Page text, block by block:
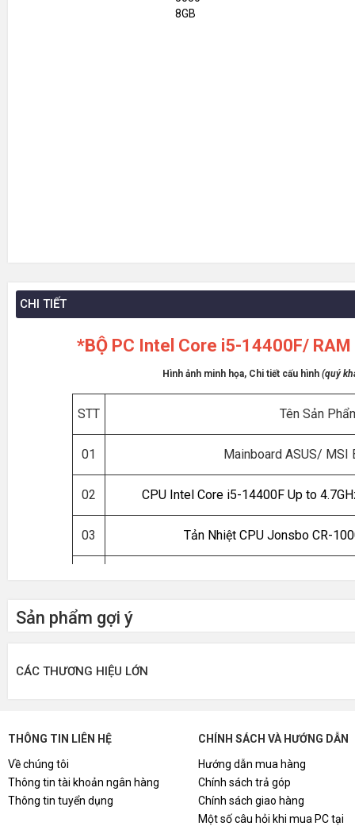
CHI TIẾT
*BỘ PC Intel Core i5-14400F/
Hình ảnh minh họa, Chi tiết cấu hình (quý
STT Tên Sản
01 Mainboard ASUS/ MSI
02 CPU Intel Core i5-14400F Up to
03 Tản Nhiệt CPU Jonsbo CR-
05
08 Vỏ Case KENOO ESPORT MCK100 -
*QUÝ KHÁCH CHỌN 1 TRONG 2 KM SAU:
GIÁ BÁN:20.650.000đ
Sản phẩm gợi ý
CÁC THƯƠNG HIỆU LỚN
THÔNG TIN LIÊN HỆ
Về chúng tôi
Thông tin tài khoản ngân hàng
Thông tin tuyển dụng
CHÍNH SÁCH VÀ HƯỚNG DẪN
Hướng dẫn mua hàng
Chính sách trả góp
Chính sách giao hàng
Một số câu hỏi khi mua PC tại